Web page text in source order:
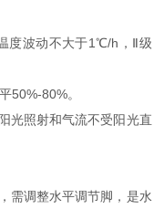
波动不大于1℃/h，Ⅱ级
80%。
照射和气流不受阳光直
调整水平调节脚，是水